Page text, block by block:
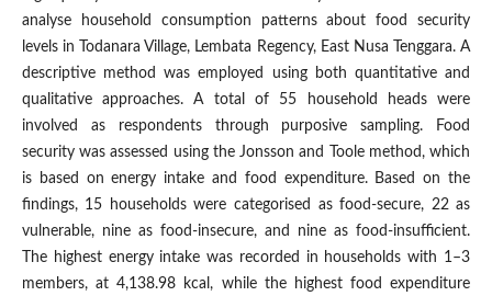
analyse household consumption patterns about food security
levels in Todanara Village, Lembata Regency, East Nusa Tenggara. A
descriptive method was employed using both quantitative and
qualitative approaches. A total of 55 household heads were
involved as respondents through purposive sampling. Food
security was assessed using the Jonsson and Toole method, which
is based on energy intake and food expenditure. Based on the
findings, 15 households were categorised as food-secure, 22 as
vulnerable, nine as food-insecure, and nine as food-insufficient.
The highest energy intake was recorded in households with 1–3
members, at 4,138.98 kcal, while the highest food expenditure